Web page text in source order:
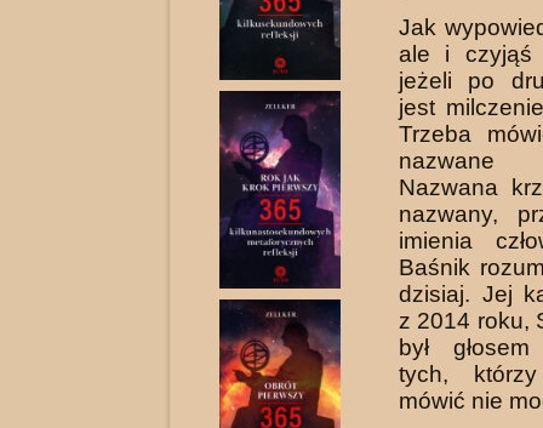
Jak
ale i czyjąś
jeżeli po
jest
Trzeba
Nazwana
nazwany,
imienia
Baśnik
dzisiaj. Jej
z 2014 roku,
był
tych,
mówić nie